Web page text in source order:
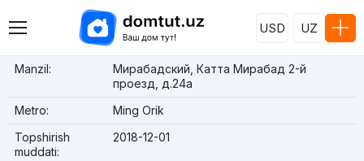
USD UZ
Manzil:
Мирабадский, Катта Мирабад 2-й
проезд, д.24a
Metro:
Ming Orik
Topshirish
muddati:
2018-12-01